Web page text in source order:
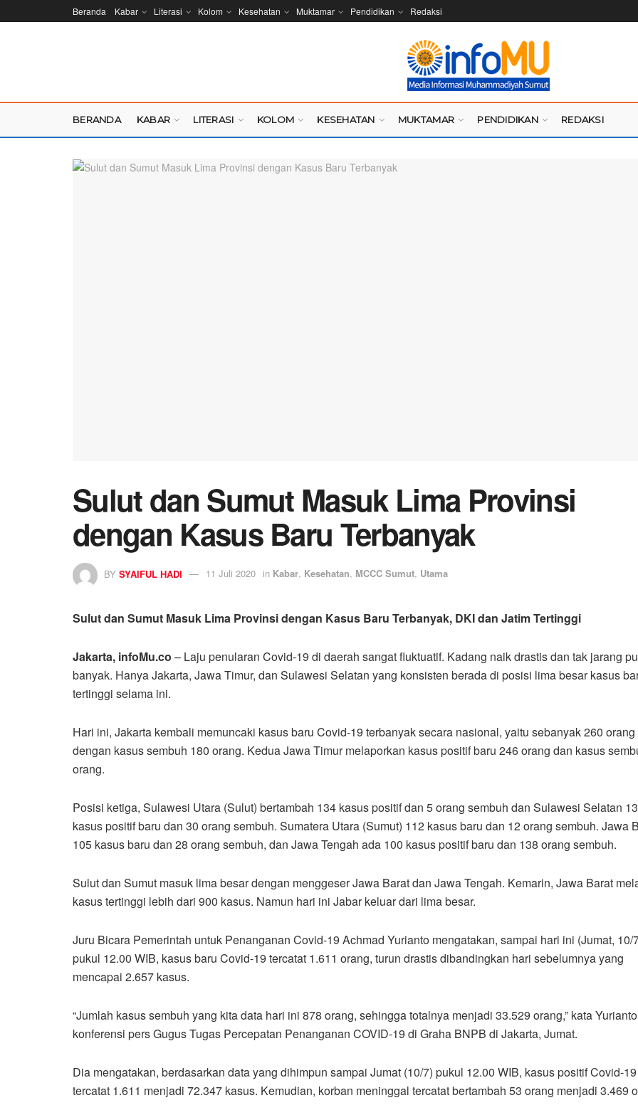
Beranda Kabar Literasi Kolom Kesehatan Muktamar Pendidikan Redaksi
BERANDA KABAR LITERASI KOLOM KESEHATAN MUKTAMAR PENDIDIKAN REDAKSI
Sulut dan Sumut Masuk Lima Provinsi
dengan Kasus Baru Terbanyak
BY SYAIFUL HADI 11 Juli 2020 in Kabar, Kesehatan, MCCC Sumut, Utama
Sulut dan Sumut Masuk Lima Provinsi dengan Kasus Baru Terbanyak, DKI dan Jatim Tertinggi
Jakarta, infoMu.co – Laju penularan Covid-19 di daerah sangat fluktuatif. Kadang naik drastis dan tak jarang
banyak. Hanya Jakarta, Jawa Timur, dan Sulawesi Selatan yang konsisten berada di posisi lima besar kasus
tertinggi selama ini.
Hari ini, Jakarta kembali memuncaki kasus baru Covid-19 terbanyak secara nasional, yaitu sebanyak 260 orang
dengan kasus sembuh 180 orang. Kedua Jawa Timur melaporkan kasus positif baru 246 orang dan kasus
orang.
Posisi ketiga, Sulawesi Utara (Sulut) bertambah 134 kasus positif dan 5 orang sembuh dan Sulawesi Selatan
kasus positif baru dan 30 orang sembuh. Sumatera Utara (Sumut) 112 kasus baru dan 12 orang sembuh. Jawa
105 kasus baru dan 28 orang sembuh, dan Jawa Tengah ada 100 kasus positif baru dan 138 orang sembuh.
Sulut dan Sumut masuk lima besar dengan menggeser Jawa Barat dan Jawa Tengah. Kemarin, Jawa Barat
kasus tertinggi lebih dari 900 kasus. Namun hari ini Jabar keluar dari lima besar.
Juru Bicara Pemerintah untuk Penanganan Covid-19 Achmad Yurianto mengatakan, sampai hari ini (Jumat, 10/
pukul 12.00 WIB, kasus baru Covid-19 tercatat 1.611 orang, turun drastis dibandingkan hari sebelumnya yang
mencapai 2.657 kasus.
“Jumlah kasus sembuh yang kita data hari ini 878 orang, sehingga totalnya menjadi 33.529 orang,” kata
konferensi pers Gugus Tugas Percepatan Penanganan COVID-19 di Graha BNPB di Jakarta, Jumat.
Dia mengatakan, berdasarkan data yang dihimpun sampai Jumat (10/7) pukul 12.00 WIB, kasus positif Covid-19
tercatat 1.611 menjadi 72.347 kasus. Kemudian, korban meninggal tercatat bertambah 53 orang menjadi 3.469